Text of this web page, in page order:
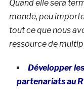
Quand elle sera
monde, peu
tout ce que nous
ressource de
Développer
partenariats au